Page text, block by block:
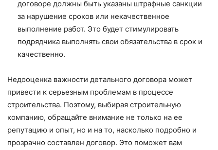
договоре должны быть указаны штрафные санкции
за нарушение сроков или некачественное
выполнение работ. Это будет стимулировать
подрядчика выполнять свои обязательства в срок и
качественно.
Недооценка важности детального договора может
привести к серьезным проблемам в процессе
строительства. Поэтому, выбирая строительную
компанию, обращайте внимание не только на ее
репутацию и опыт, но и на то, насколько подробно и
прозрачно составлен договор. Это поможет вам